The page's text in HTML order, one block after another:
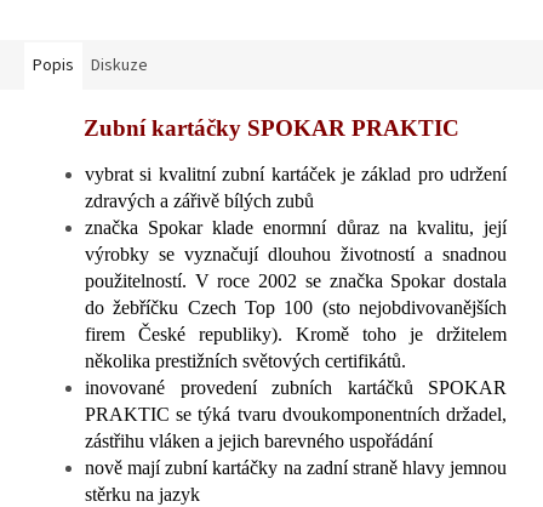
Popis Diskuze
Zubní kartáčky SPOKAR PRAKTIC
vybrat si kvalitní zubní kartáček je základ pro udržení
zdravých a zářivě bílých zubů
značka Spokar klade enormní důraz na kvalitu, její
výrobky se vyznačují dlouhou životností a snadnou
použitelností. V roce 2002 se značka Spokar dostala
do žebříčku Czech Top 100 (sto nejobdivovanějších
firem České republiky). Kromě toho je držitelem
několika prestižních světových certifikátů.
inovované provedení zubních kartáčků SPOKAR
PRAKTICse týká tvaru dvoukomponentních držadel,
zástřihu vláken a jejich barevného uspořádání
nově mají zubní kartáčky na zadní straně hlavy jemnou
stěrku na jazyk